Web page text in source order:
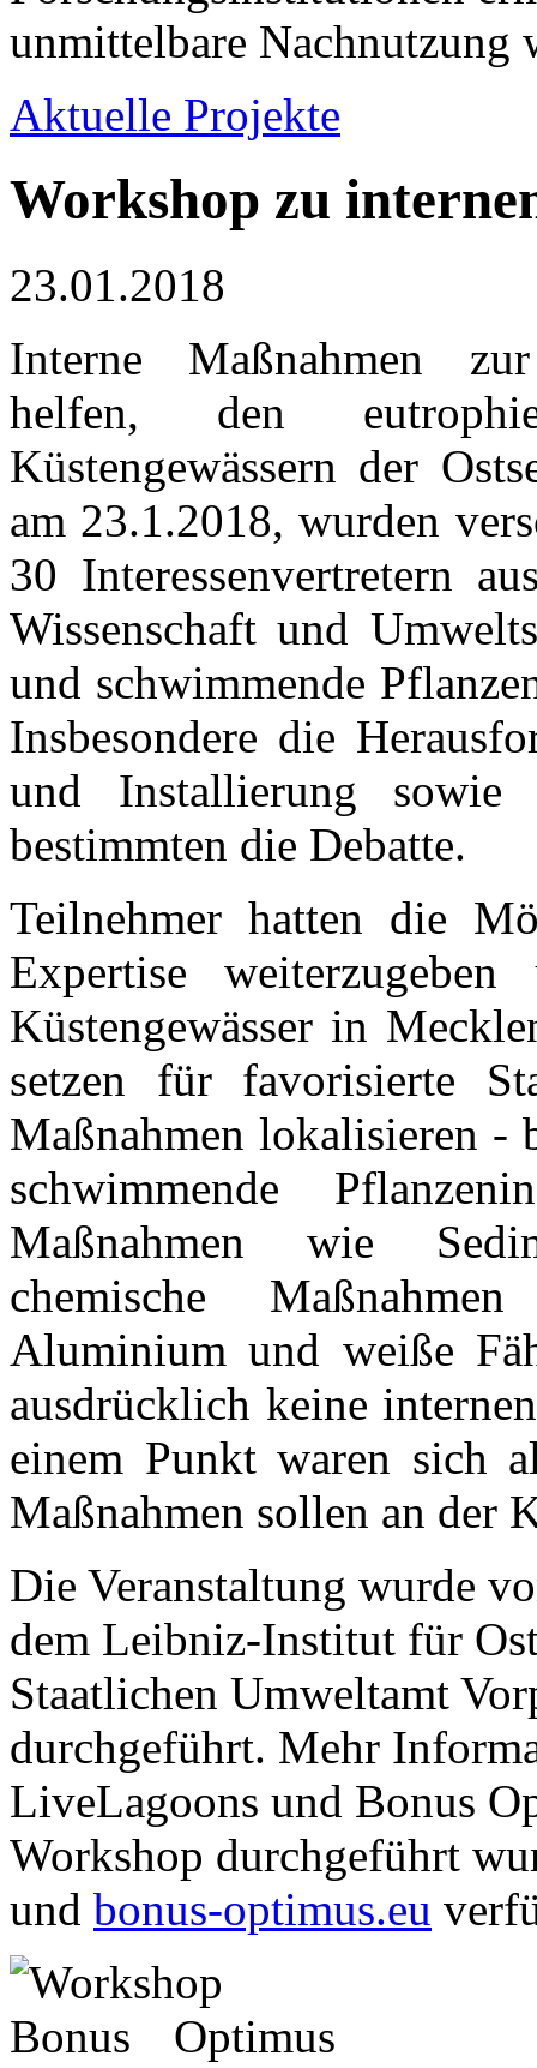
unmittelbare Nachnutzung
Aktuelle Projekte
Workshop zu
23.01.2018
Interne Maßnahmen
helfen, den
Küstengewässern der
am 23.1.2018, wurden
30 Interessenvertretern
Wissenschaft und
und schwimmende
Insbesondere die
und Installierung sowie
bestimmten die Debatte.
Teilnehmer hatten die
Expertise
Küstengewässer in
setzen für favorisierte
Maßnahmen lokalisieren
schwimmende
Maßnahmen wie
chemische
Aluminium und weiße
ausdrücklich keine
einem Punkt waren sich
Maßnahmen sollen an der
Die Veranstaltung wurde
dem Leibniz-Institut für
Staatlichen Umweltamt
durchgeführt. Mehr
LiveLagoons und Bonus
Workshop durchgeführt
und bonus-optimus.eu